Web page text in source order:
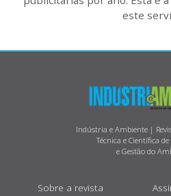
este
Indústria e Ambiente |
Técnica e Científica
e Gestão do
Sobre a revista